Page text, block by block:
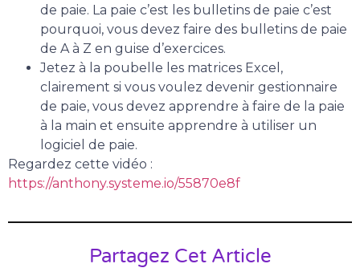
de paie. La paie c’est les bulletins de paie c’est
pourquoi, vous devez faire des bulletins de paie
de A à Z en guise d’exercices.
Jetez à la poubelle les matrices Excel,
clairement si vous voulez devenir gestionnaire
de paie, vous devez apprendre à faire de la paie
à la main et ensuite apprendre à utiliser un
logiciel de paie.
Regardez cette vidéo :
https://anthony.systeme.io/55870e8f
Partagez Cet Article